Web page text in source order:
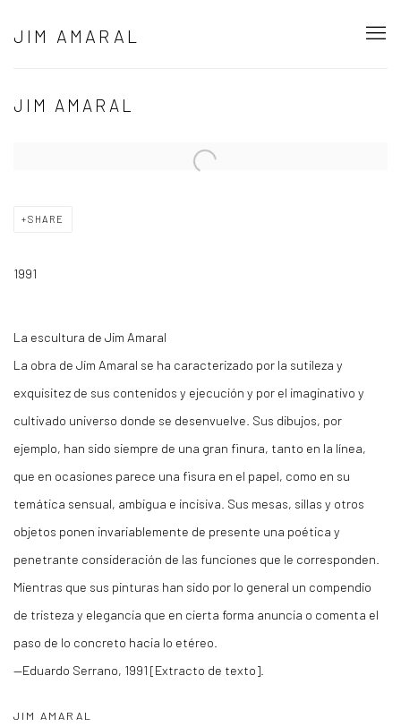
JIM AMARAL
JIM AMARAL
Open a larger version of the following image in a popup:
SHARE
1991
La escultura de Jim Amaral
La obra de Jim Amaral se ha caracterizado por la sutileza y
exquisitez de sus contenidos y ejecución y por el imaginativo y
cultivado universo donde se desenvuelve. Sus dibujos, por
ejemplo, han sido siempre de una gran finura, tanto en la línea,
que en ocasiones parece una fisura en el papel, como en su
temática sensual, ambigua e incisiva. Sus mesas, sillas y otros
objetos ponen invariablemente de presente una poética y
penetrante consideración de las funciones que le corresponden.
Mientras que sus pinturas han sido por lo general un compendio
de tristeza y elegancia que en cierta forma anuncia o comenta el
paso de lo concreto hacia lo etéreo.
—Eduardo Serrano, 1991 [Extracto de texto].
JIM AMARAL